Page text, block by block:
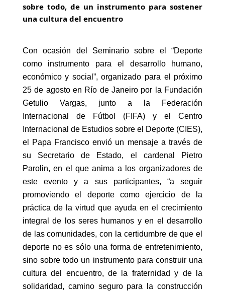
sobre todo, de un instrumento para sostener
una cultura del encuentro
Con ocasión del Seminario sobre el “Deporte
como instrumento para el desarrollo humano,
económico y social”, organizado para el próximo
25 de agosto en Río de Janeiro por la Fundación
Getulio Vargas, junto a la Federación
Internacional de Fútbol (FIFA) y el Centro
Internacional de Estudios sobre el Deporte (CIES),
el Papa Francisco envió un mensaje a través de
su Secretario de Estado, el cardenal Pietro
Parolin, en el que anima a los organizadores de
este evento y a sus participantes, “a seguir
promoviendo el deporte como ejercicio de la
práctica de la virtud que ayuda en el crecimiento
integral de los seres humanos y en el desarrollo
de las comunidades, con la certidumbre de que el
deporte no es sólo una forma de entretenimiento,
sino sobre todo un instrumento para construir una
cultura del encuentro, de la fraternidad y de la
solidaridad, camino seguro para la construcción